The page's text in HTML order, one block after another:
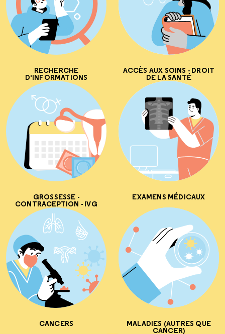
RECHERCHE
D'INFORMATIONS
ACCÈS AUX SOINS - DROIT
DE LA SANTÉ
GROSSESSE -
CONTRACEPTION - IVG
EXAMENS MÉDICAUX
CANCERS MALADIES (AUTRES QUE
CANCER)